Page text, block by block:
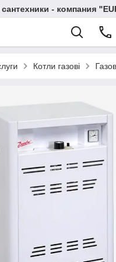
- компания
Котли газові